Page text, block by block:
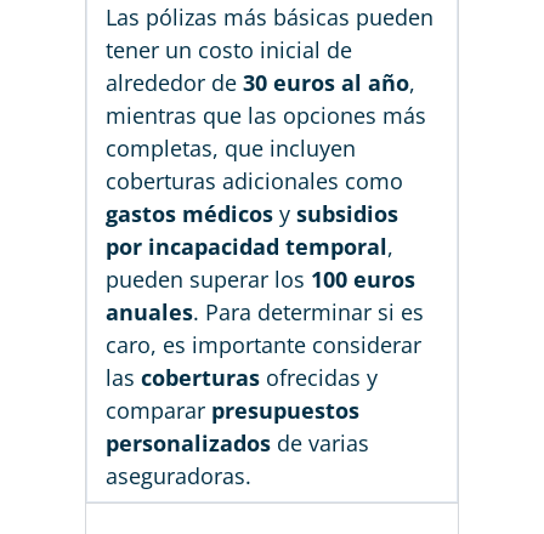
Las pólizas más básicas pueden
tener un costo inicial de
alrededor de 30 euros al año,
mientras que las opciones más
completas, que incluyen
coberturas adicionales como
gastos médicos y subsidios
por incapacidad temporal,
pueden superar los 100 euros
anuales. Para determinar si es
caro, es importante considerar
las coberturas ofrecidas y
comparar presupuestos
personalizados de varias
aseguradoras.